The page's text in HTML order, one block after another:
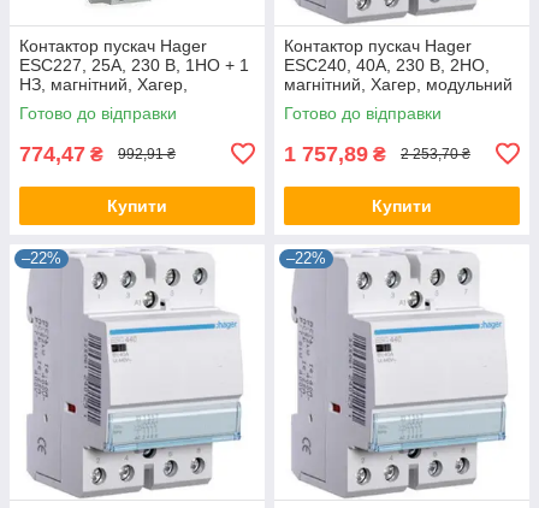
Контактор пускач Hager
ESC227, 25A, 230 В, 1НО + 1
НЗ, магнітний, Хагер,
модульний
Готово до відправки
774,47 ₴ 992,91 ₴
Купити
Контактор пускач Hager
ESC240, 40A, 230 В, 2НО,
магнітний, Хагер, модульний
Готово до відправки
1 757,89 ₴ 2 253,70 ₴
Купити
–22% –22%